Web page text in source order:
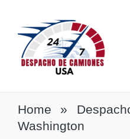
Home »
Washington